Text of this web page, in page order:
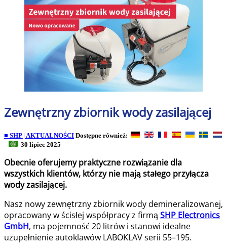
Zewnętrzny zbiornik wody zasilającej
■ SHP | AKTUALNOŚCI Dostępne również:
30 lipiec 2025
Obecnie oferujemy praktyczne rozwiązanie dla
wszystkich klientów, którzy nie mają stałego przyłącza
wody zasilającej.
Nasz nowy zewnętrzny zbiornik wody demineralizowanej,
opracowany w ścisłej współpracy z firmąSHP Electronics
GmbH, ma pojemność 20 litrów i stanowi idealne
uzupełnienie autoklawów LABOKLAV serii 55–195.